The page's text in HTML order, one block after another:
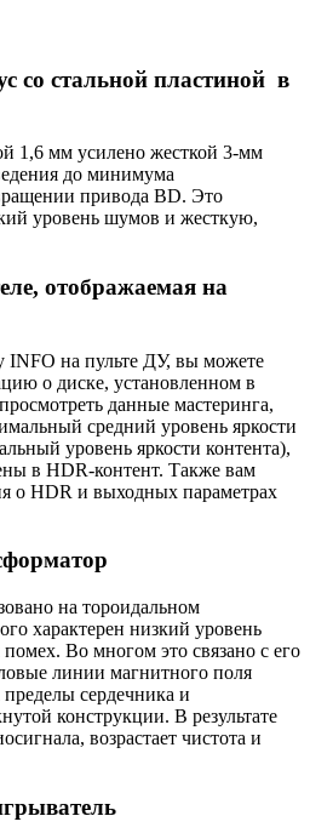
со стальной пластиной в
1,6 мм усилено жесткой 3-мм
до минимума
привода BD. Это
уровень шумов и жесткую,
отображаемая на
INFO на пульте ДУ, вы можете
о диске, установленном в
данные мастеринга,
средний уровень яркости
уровень яркости контента),
в HDR-контент. Также вам
о HDR и выходных параметрах
на тороидальном
характерен низкий уровень
Во многом это связано с его
линии магнитного поля
сердечника и
конструкции. В результате
возрастает чистота и